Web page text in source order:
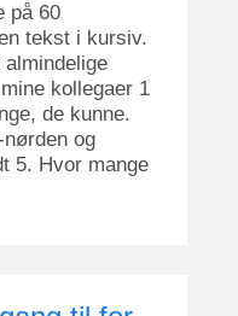
på 60
tekst i kursiv.
kollegaer 1
de kunne.
og
5. Hvor mange